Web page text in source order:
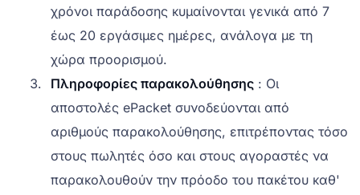
χρόνοι παράδοσης κυμαίνονται γενικά από 7
έως 20 εργάσιμες ημέρες, ανάλογα με τη
χώρα προορισμού.
Πληροφορίες παρακολούθησης : Οι
αποστολές ePacket συνοδεύονται από
αριθμούς παρακολούθησης, επιτρέποντας τόσο
στους πωλητές όσο και στους αγοραστές να
παρακολουθούν την πρόοδο του πακέτου καθ'